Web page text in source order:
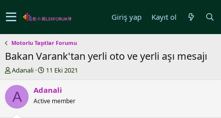
Giriş yap Kayıt ol
Motorlu Taşıtlar Forumu
Bakan Varank'tan yerli oto ve yerli aşı mesajı
K
n
u
y
Adanali
B
ş
a
11 Eki 2021
A Adanali
Active member